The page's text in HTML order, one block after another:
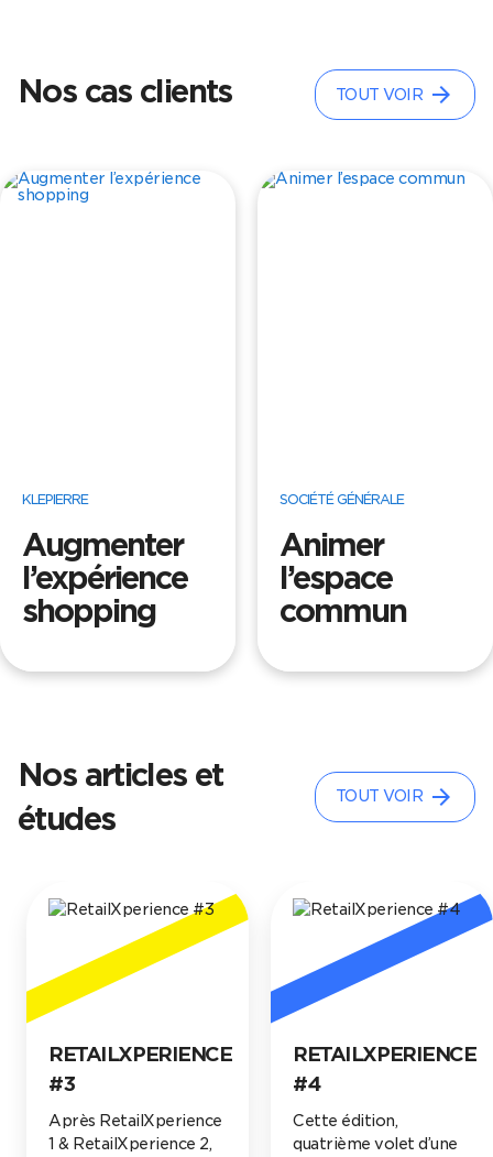
Nos cas clients TOUT VOIR arrow_forward
SOCIÉTÉ GÉNÉRALE
Animer
l’espace
commun
COURIR
How to wear
it ?
Nos articles et
études
TOUT VOIR arrow_forward
RETAILXPERIENCE
#4
Cette édition,
quatrième volet d’une
LE VIRTUEL PEUT-
IL
(RÉ)ENCHANTER
L’E-COMMERCE ?